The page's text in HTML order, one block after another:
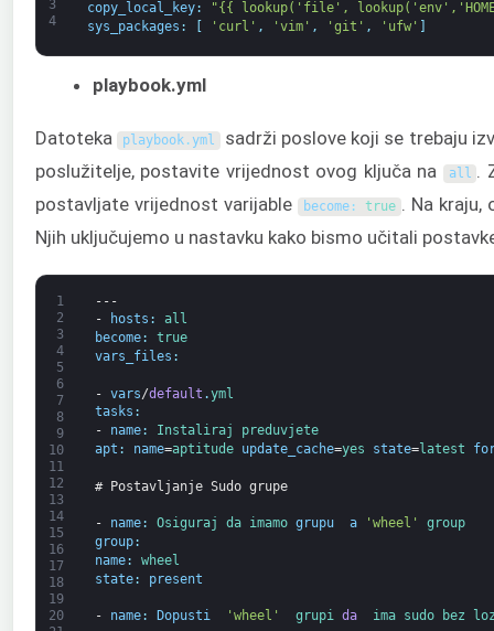
3
4
copy_local_key:
"{{ lookup('file',
sys_packages : 'curl' , 'vim' , 'git' , 'ufw'
playbook.yml
Datoteka playbook.yml sadrži poslove koji se trebaju
poslužitelje, postavite vrijednost ovog ključa na
all .
postavljate vrijednost varijable
become: true . Na
Njih uključujemo u nastavku kako bismo učitali
1
2
3
4
5
6
7
8
9
10
11
12
13
14
15
16
17
18
19
20
---
-
hosts :
all
become:
true
vars_files :
- vars/default .yml
tasks :
-
name: Instaliraj
preduvjete
apt : name=aptitude update_cache=yes state=latest
# Postavljanje Sudo grupe
- name: Osiguraj da imamo grupu a 'wheel'
group
group:
name:
wheel
state: present
- name: Dopusti 'wheel' grupi da ima sudo bez